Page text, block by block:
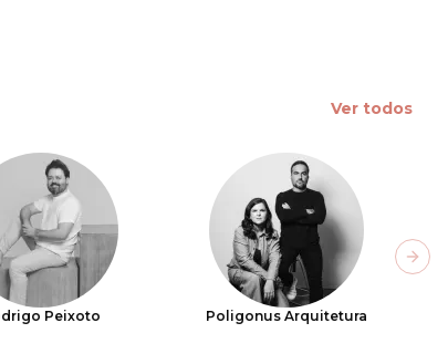
Ver todos
Peixoto Poligonus Arquitetura